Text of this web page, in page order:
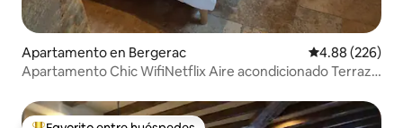
Apartamento en Bergerac Calificación
4.88 (226)
Apartamento Chic WifiNetflix Aire acondicionado Terraza